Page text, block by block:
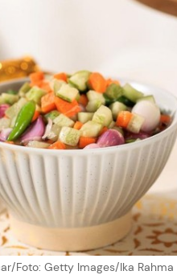
Foto: Getty Images/Ika Rahma